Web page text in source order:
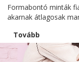
Formabontó minták
akarnak átlagosak
Tovább